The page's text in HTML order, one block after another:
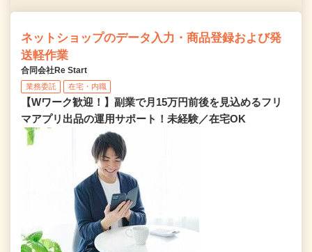
ネットショップのデータ入力・商品登録および発
送軽作業
合同会社Re Start
業務委託 在宅・内職
【Wワーク歓迎！】副業で月15万円前後を見込めるフリ
マアプリ出品の運用サポート！未経験／在宅OK